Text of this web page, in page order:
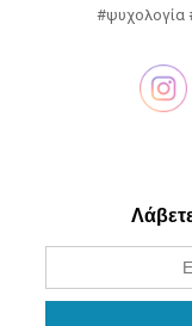
#ψυχολογία